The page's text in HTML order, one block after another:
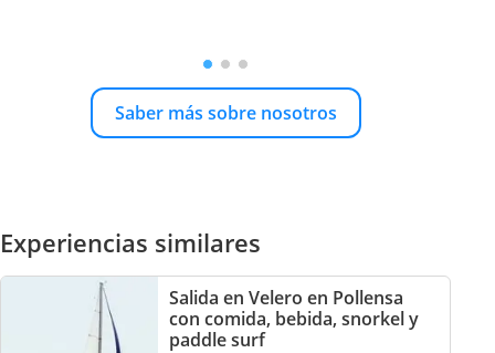
Saber más sobre nosotros
Experiencias similares
Salida en Velero en Pollensa
con comida, bebida, snorkel y
paddle surf